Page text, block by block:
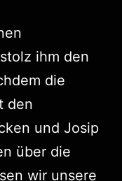
ihm den
die
den
und Josip
über die
wir unsere